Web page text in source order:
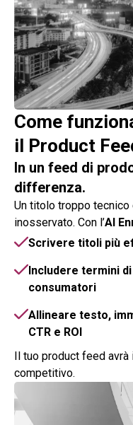
Come
il Product
In un feed di
differenza.
Un titolo troppo
inosservato. Con l’AI
Scrivere titoli più
Includere termini
consumatori
Allineare testo,
CTR e ROI
Il tuo product feed
competitivo.